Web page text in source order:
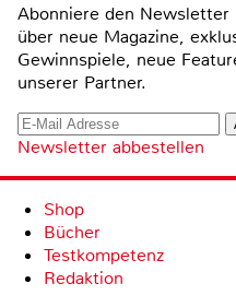
Abonniere den
über neue Magazine,
Gewinnspiele, neue
unserer Partner.
Newsletter abbestellen
Shop
Bücher
Testkompetenz
Redaktion